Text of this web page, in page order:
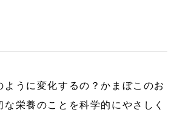
うに変化するの？かまぼこのお
栄養のことを科学的にやさしく